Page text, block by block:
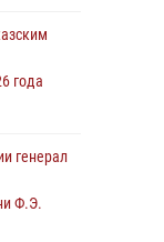
года
генерал
Ф.Э.